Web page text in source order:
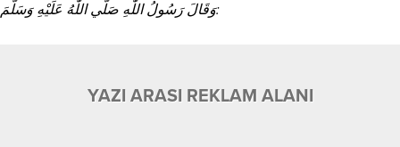
وَقَالَ رَسُولُ اللّٰهِ صَلَّي اللّٰهُ عَلَيْهِ وَسَلَّمَ:
YAZI ARASI REKLAM ALANI